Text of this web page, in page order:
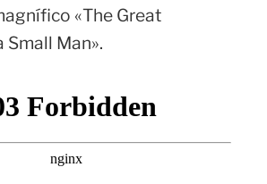
«The Great
Small Man».